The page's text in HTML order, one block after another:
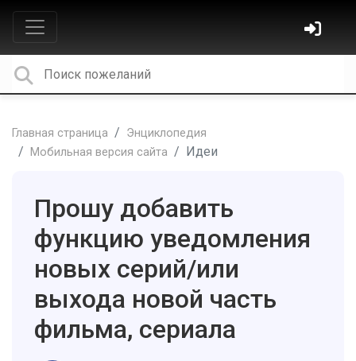
Главная страница
Энциклопедия
Мобильная версия сайта
Идеи
Прошу добавить
функцию уведомления
новых серий/или
выхода новой часть
фильма, сериала